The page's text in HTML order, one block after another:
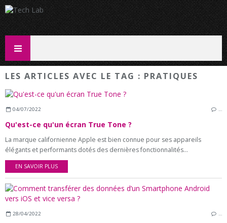
LES ARTICLES AVEC LE TAG : PRATIQUES
04/07/2022 …
Qu'est-ce qu'un écran True Tone ?
La marque californienne Apple est bien connue pour ses appareils
élégants et performants dotés des dernières fonctionnalités...
EN SAVOIR PLUS
28/04/2022 …